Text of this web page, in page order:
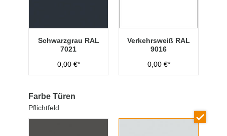
Schwarzgrau RAL
7021
0,00 €*
Verkehrsweiß RAL
9016
0,00 €*
Farbe Türen
Pflichtfeld